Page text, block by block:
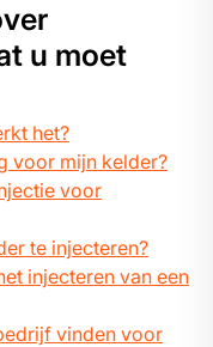
u moet
het?
voor mijn kelder?
voor
te injecteren?
injecteren van een
vinden voor